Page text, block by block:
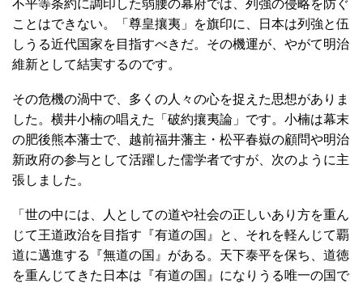
不平等条約に調印した弱腰の幕府では、列強の侵略を防ぐ
ことはできない。「尊皇攘夷」を旗印に、日本は列強と伍
しうる近代国家を目指すべきだ。その機運が、やがて明治
維新として結実するのです。
その危機の渦中で、多くの人々の心を捉えた思想がありま
した。横井小楠の唱えた「破約攘夷論」です。小楠は幕末
の肥後熊本藩士で、越前福井藩主・松平春嶽の顧問や明治
新政府の参与として活躍した儒学者ですが、次のように主
張しました。
「世の中には、人としての道や社会の正しいあり方を重ん
じて王道政治を目指す『有道の国』と、それを軽んじて覇
道に邁進する『無道の国』がある。天下泰平を保ち、道徳
を重んじてきた日本は『有道の国』になりうる唯一の国で